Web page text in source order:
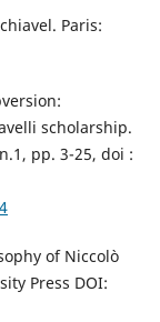
Paris:
scholarship.
pp. 3-25, doi :
of Niccolò
Press DOI: